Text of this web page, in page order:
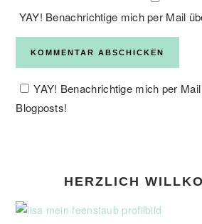
YAY! Benachrichtige mich per Mail
YAY! Benachrichtige mich per
Blogposts!
HERZLICH